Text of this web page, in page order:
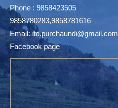
Phone : 9858423505
9858780283,9858781616
Email:ito.purchaundi@gmail.com
Facebook page